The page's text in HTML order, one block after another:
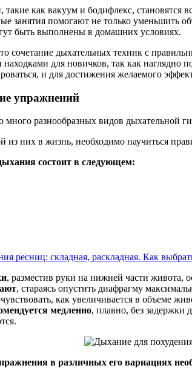
как вакуум и бодифлекс, становятся
занятия помогают не только уменьшить
быть выполнены в домашних условиях.
сочетание дыхательных техник с
находками для новичков, так как
и для достижения желаемого
упражнений
много разнообразных видов дыхательной
из них в жизнь, необходимо научиться
состоит в следующем:
ресниц: складная, раскладная. Как
, разместив руки на нижней части живота,
, стараясь опустить диафрагму
как увеличивается в объеме
медленно, плавно, без задержки
в различных его вариациях